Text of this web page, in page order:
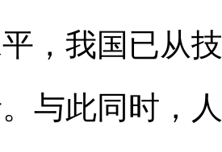
，我国已从
与此同时，